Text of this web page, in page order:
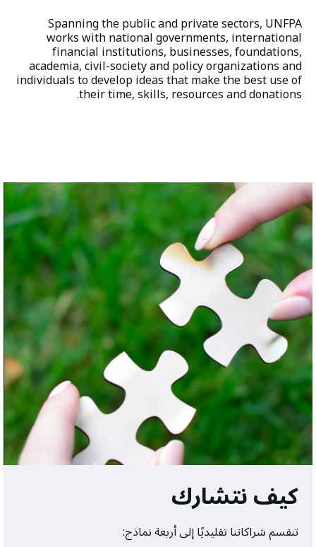
المؤسسات والمنظمات الخيرية
وكالات الأمم المتحدة
Spanning the public and private sectors, UNFPA
works with national governments, international
financial institutions, businesses, foundations,
academia, civil-society and policy organizations and
individuals to develop ideas that make the best use of
their time, skills, resources and donations.
كيف نتشارك
تنقسم شراكاتنا تقليديًا إلى أربعة نماذج: